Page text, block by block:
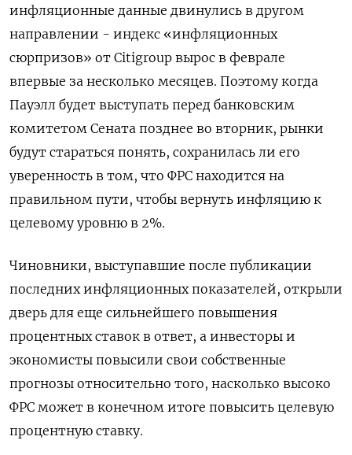
инфляционные данные двинулись в другом
направлении - индекс «инфляционных
сюрпризов» от Citigroup вырос в феврале
впервые за несколько месяцев. Поэтому когда
Пауэлл будет выступать перед банковским
комитетом Сената позднее во вторник, рынки
будут стараться понять, сохранилась ли его
уверенность в том, что ФРС находится на
правильном пути, чтобы вернуть инфляцию к
целевому уровню в 2%.
Чиновники, выступавшие после публикации
последних инфляционных показателей, открыли
дверь для еще сильнейшего повышения
процентных ставок в ответ, а инвесторы и
экономисты повысили свои собственные
прогнозы относительно того, насколько высоко
ФРС может в конечном итоге повысить целевую
процентную ставку.